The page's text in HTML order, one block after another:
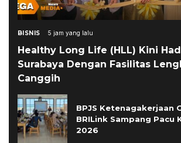
BISNIS 5 jam yang lalu
Healthy Long Life (HLL) Kini
Surabaya Dengan Fasilitas
Canggih
BPJS Ketenagakerjaan
BRILink Sampang Pacu
2026